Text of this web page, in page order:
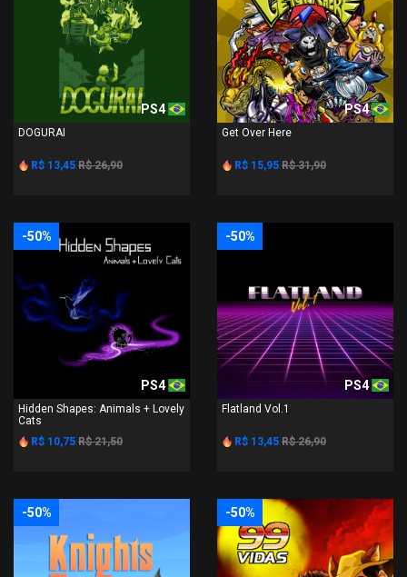
PS4
DOGURAI
R$ 13,45 R$ 26,90
PS4
Get Over Here
R$ 15,95 R$ 31,90
-50%
PS4
Hidden Shapes: Animals + Lovely
Cats
R$ 10,75 R$ 21,50
-50%
PS4
Flatland Vol.1
R$ 13,45 R$ 26,90
-50% -50%